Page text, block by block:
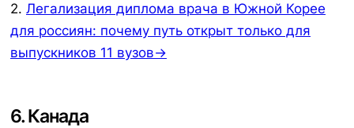
2. Легализация диплома врача в Южной Корее
для россиян: почему путь открыт только для
выпускников 11 вузов→
6. Канада